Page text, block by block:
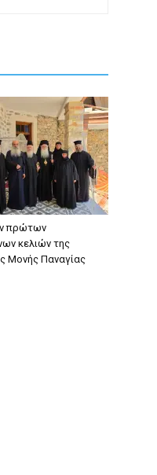
πρώτων
κελιών της
Μονής Παναγίας